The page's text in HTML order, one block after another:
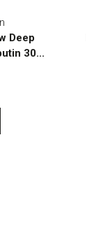
Deep
30...